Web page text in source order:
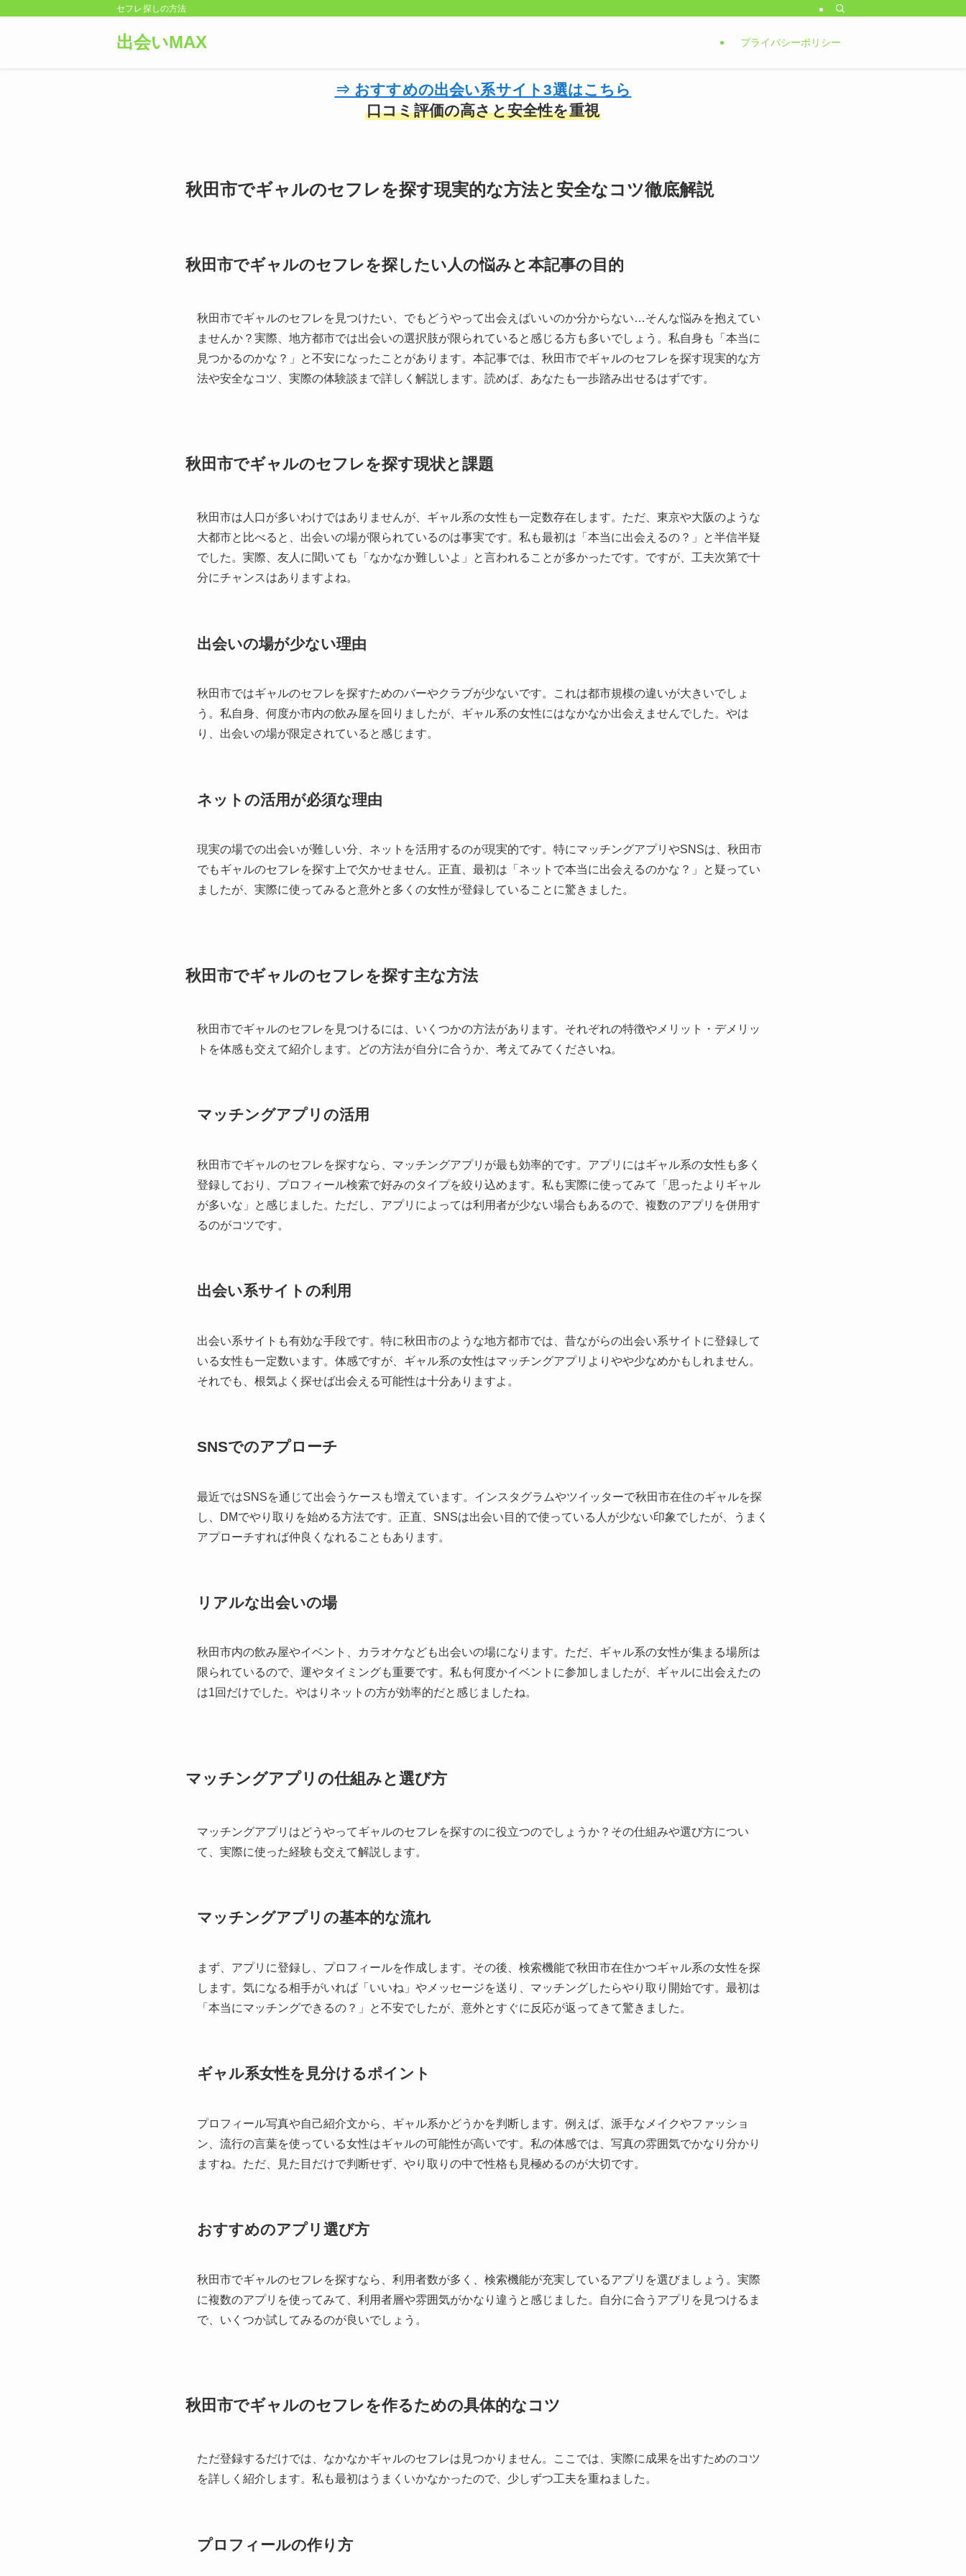
セフレ探しの方法
出会いMAX プライバシーポリシー
⇒ おすすめの出会い系サイト3選はこちら
口コミ評価の高さと安全性を重視
秋田市でギャルのセフレを探す現実的な方法と安全なコツ徹底解説
秋田市でギャルのセフレを探したい人の悩みと本記事の目的
秋田市でギャルのセフレを見つけたい、でもどうやって出会えばいいのか分からない…そんな悩みを抱えてい
ませんか？実際、地方都市では出会いの選択肢が限られていると感じる方も多いでしょう。私自身も「本当に
見つかるのかな？」と不安になったことがあります。本記事では、秋田市でギャルのセフレを探す現実的な方
法や安全なコツ、実際の体験談まで詳しく解説します。読めば、あなたも一歩踏み出せるはずです。
秋田市でギャルのセフレを探す現状と課題
秋田市は人口が多いわけではありませんが、ギャル系の女性も一定数存在します。ただ、東京や大阪のような
大都市と比べると、出会いの場が限られているのは事実です。私も最初は「本当に出会えるの？」と半信半疑
でした。実際、友人に聞いても「なかなか難しいよ」と言われることが多かったです。ですが、工夫次第で十
分にチャンスはありますよね。
出会いの場が少ない理由
秋田市ではギャルのセフレを探すためのバーやクラブが少ないです。これは都市規模の違いが大きいでしょ
う。私自身、何度か市内の飲み屋を回りましたが、ギャル系の女性にはなかなか出会えませんでした。やは
り、出会いの場が限定されていると感じます。
ネットの活用が必須な理由
現実の場での出会いが難しい分、ネットを活用するのが現実的です。特にマッチングアプリやSNSは、秋田市
でもギャルのセフレを探す上で欠かせません。正直、最初は「ネットで本当に出会えるのかな？」と疑ってい
ましたが、実際に使ってみると意外と多くの女性が登録していることに驚きました。
秋田市でギャルのセフレを探す主な方法
秋田市でギャルのセフレを見つけるには、いくつかの方法があります。それぞれの特徴やメリット・デメリッ
トを体感も交えて紹介します。どの方法が自分に合うか、考えてみてくださいね。
マッチングアプリの活用
秋田市でギャルのセフレを探すなら、マッチングアプリが最も効率的です。アプリにはギャル系の女性も多く
登録しており、プロフィール検索で好みのタイプを絞り込めます。私も実際に使ってみて「思ったよりギャル
が多いな」と感じました。ただし、アプリによっては利用者が少ない場合もあるので、複数のアプリを併用す
るのがコツです。
出会い系サイトの利用
出会い系サイトも有効な手段です。特に秋田市のような地方都市では、昔ながらの出会い系サイトに登録して
いる女性も一定数います。体感ですが、ギャル系の女性はマッチングアプリよりやや少なめかもしれません。
それでも、根気よく探せば出会える可能性は十分ありますよ。
SNSでのアプローチ
最近ではSNSを通じて出会うケースも増えています。インスタグラムやツイッターで秋田市在住のギャルを探
し、DMでやり取りを始める方法です。正直、SNSは出会い目的で使っている人が少ない印象でしたが、うまく
アプローチすれば仲良くなれることもあります。
リアルな出会いの場
秋田市内の飲み屋やイベント、カラオケなども出会いの場になります。ただ、ギャル系の女性が集まる場所は
限られているので、運やタイミングも重要です。私も何度かイベントに参加しましたが、ギャルに出会えたの
は1回だけでした。やはりネットの方が効率的だと感じましたね。
マッチングアプリの仕組みと選び方
マッチングアプリはどうやってギャルのセフレを探すのに役立つのでしょうか？その仕組みや選び方につい
て、実際に使った経験も交えて解説します。
マッチングアプリの基本的な流れ
まず、アプリに登録し、プロフィールを作成します。その後、検索機能で秋田市在住かつギャル系の女性を探
します。気になる相手がいれば「いいね」やメッセージを送り、マッチングしたらやり取り開始です。最初は
「本当にマッチングできるの？」と不安でしたが、意外とすぐに反応が返ってきて驚きました。
ギャル系女性を見分けるポイント
プロフィール写真や自己紹介文から、ギャル系かどうかを判断します。例えば、派手なメイクやファッショ
ン、流行の言葉を使っている女性はギャルの可能性が高いです。私の体感では、写真の雰囲気でかなり分かり
ますね。ただ、見た目だけで判断せず、やり取りの中で性格も見極めるのが大切です。
おすすめのアプリ選び方
秋田市でギャルのセフレを探すなら、利用者数が多く、検索機能が充実しているアプリを選びましょう。実際
に複数のアプリを使ってみて、利用者層や雰囲気がかなり違うと感じました。自分に合うアプリを見つけるま
で、いくつか試してみるのが良いでしょう。
秋田市でギャルのセフレを作るための具体的なコツ
ただ登録するだけでは、なかなかギャルのセフレは見つかりません。ここでは、実際に成果を出すためのコツ
を詳しく紹介します。私も最初はうまくいかなかったので、少しずつ工夫を重ねました。
プロフィールの作り方